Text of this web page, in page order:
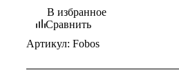
В избранное
Сравнить
Артикул: Fobos